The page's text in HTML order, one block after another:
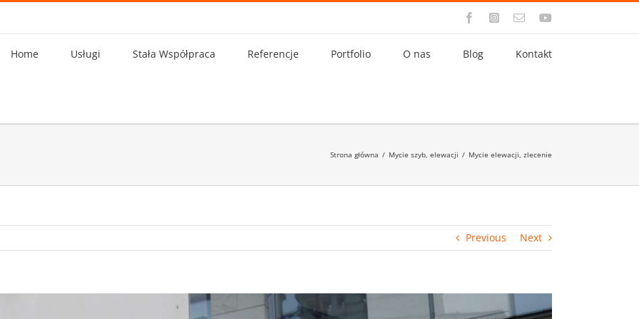
FacebookInstagram
Email
Home Usługi Stała Współpraca Referencje Portfolio O nas Blog Kontakt
Strona główna / Mycie szyb, elewacji / Mycie elewacji, zlecenie
Previous Next